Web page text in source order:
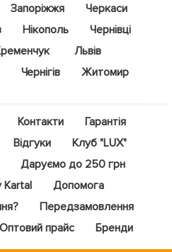
Запоріжжя
Черкаси
Нікополь
Чернівці
Львів
Чернігів Житомир
Контакти
Гарантія
Відгуки
Клуб "LUX"
Даруємо до 250 грн
Kartal
Допомога
Передзамовлення
Оптовий прайс Бренди